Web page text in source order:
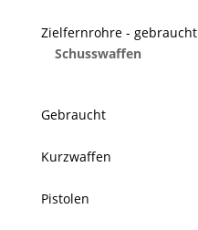
Zielfernrohre - gebraucht
Schusswaffen
Gebraucht
Kurzwaffen
Pistolen